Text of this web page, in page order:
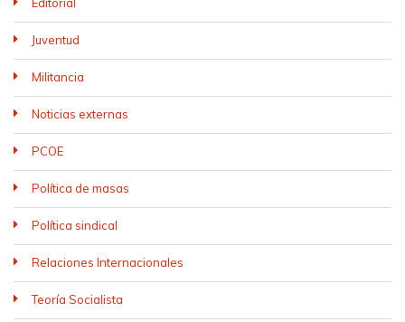
Editorial
Juventud
Militancia
Noticias externas
PCOE
Política de masas
Política sindical
Relaciones Internacionales
Teoría Socialista